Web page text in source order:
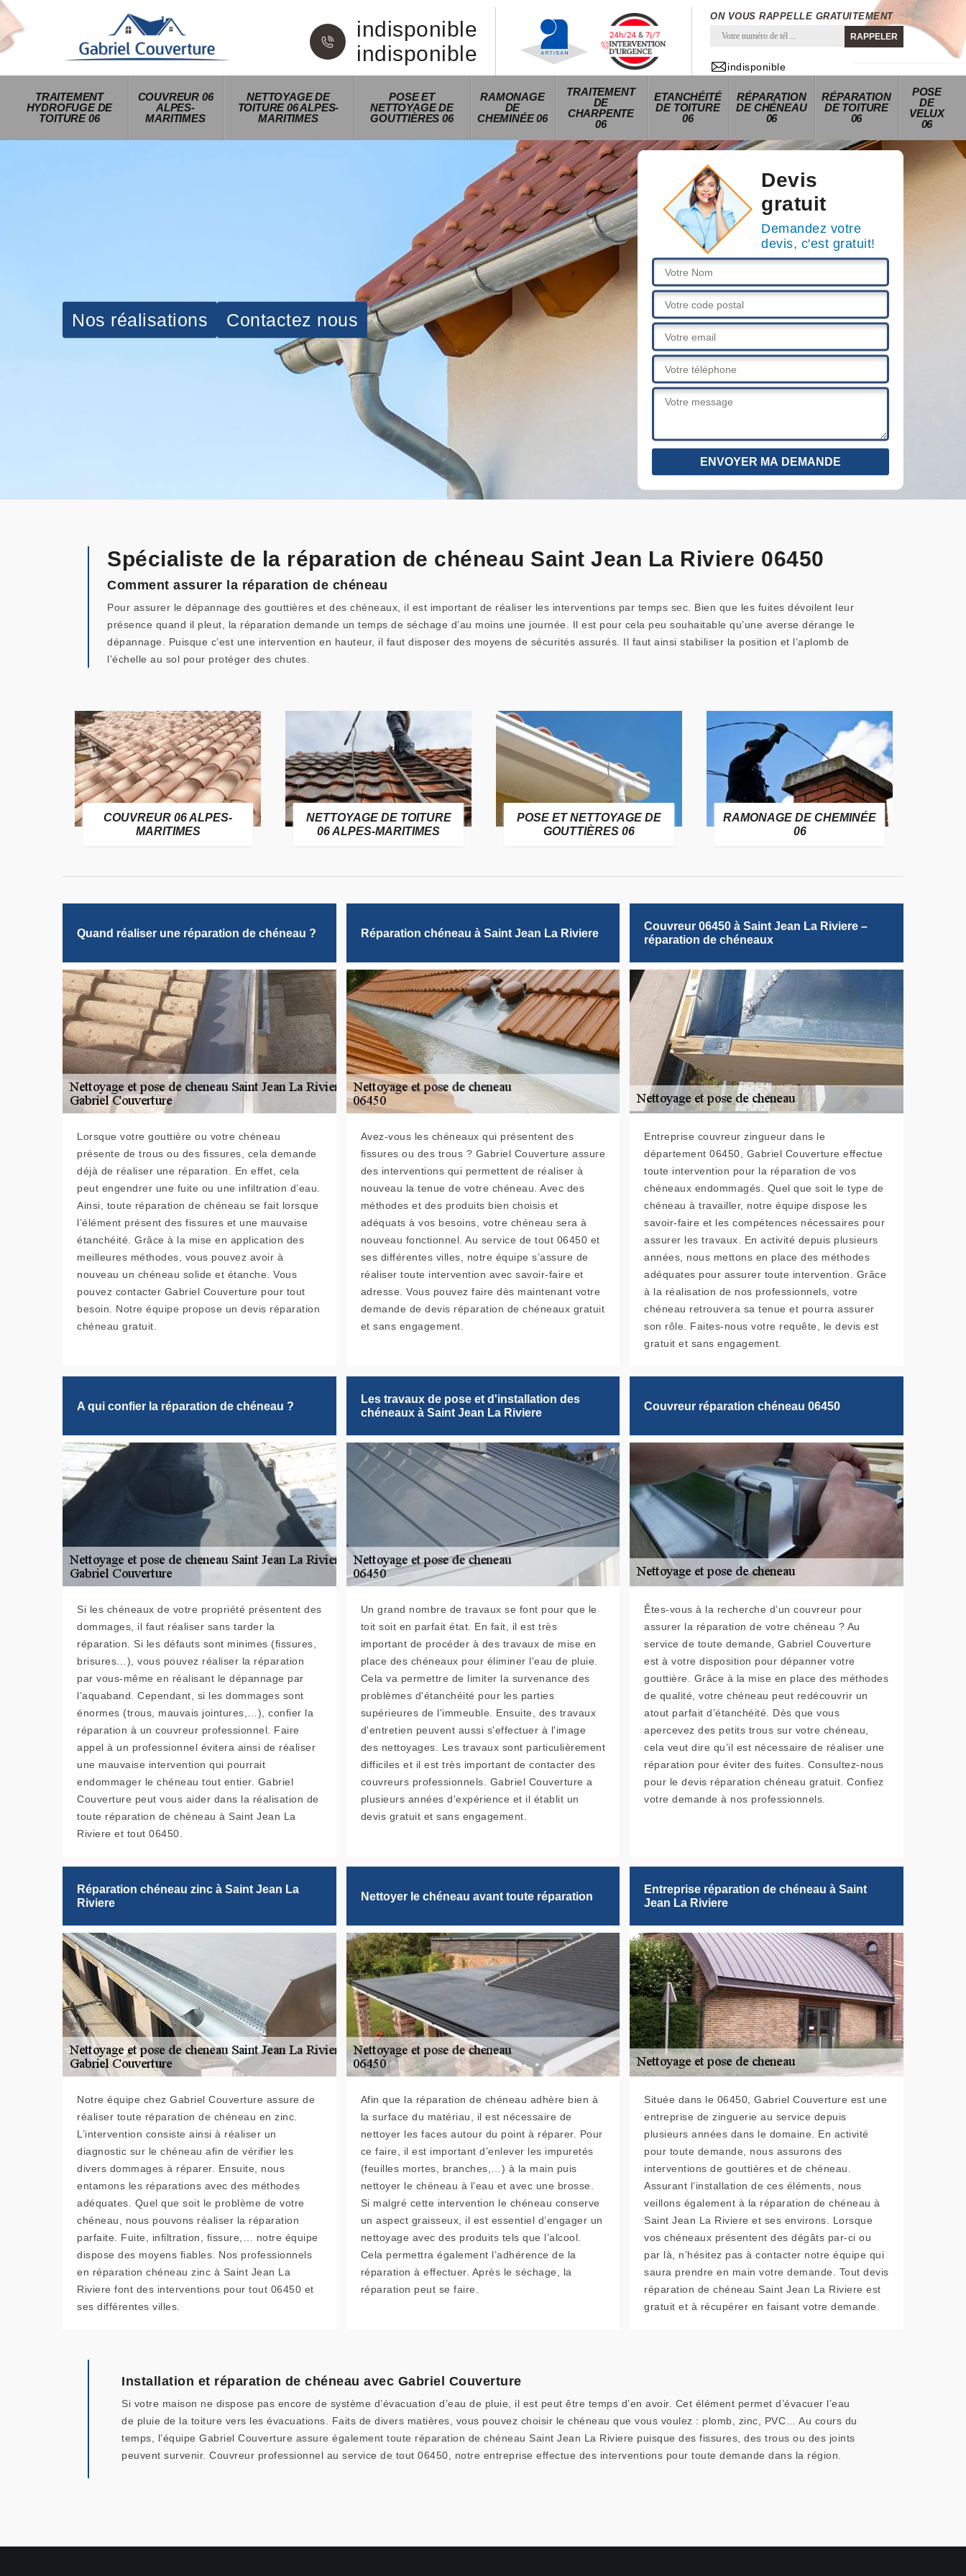
indisponible
indisponible
ON VOUS RAPPELLE GRATUITEMENT
indisponible
TRAITEMENT
HYDROFUGE DE
TOITURE 06
COUVREUR 06
ALPES-
MARITIMES
NETTOYAGE DE
TOITURE 06 ALPES-
MARITIMES
POSE ET
NETTOYAGE DE
GOUTTIÈRES 06
RAMONAGE
DE
CHEMINÉE 06
TRAITEMENT
DE
CHARPENTE
06
ETANCHÉITÉ
DE TOITURE
06
RÉPARATION
DE CHÉNEAU
06
RÉPARATION
DE TOITURE
06
POSE
DE
VELUX
06
Nos réalisations Contactez nous
Devis
gratuit
Demandez votre
devis, c'est gratuit!
Spécialiste de la réparation de chéneau Saint Jean La Riviere 06450
Comment assurer la réparation de chéneau
Pour assurer le dépannage des gouttières et des chéneaux, il est important de réaliser les interventions par temps sec. Bien que les fuites dévoilent leur
présence quand il pleut, la réparation demande un temps de séchage d’au moins une journée. Il est pour cela peu souhaitable qu’une averse dérange le
dépannage. Puisque c’est une intervention en hauteur, il faut disposer des moyens de sécurités assurés. Il faut ainsi stabiliser la position et l’aplomb de
l’échelle au sol pour protéger des chutes.
COUVREUR 06 ALPES-
MARITIMES
NETTOYAGE DE TOITURE
06 ALPES-MARITIMES
POSE ET NETTOYAGE DE
GOUTTIÈRES 06
RAMONAGE DE CHEMINÉE
06
Quand réaliser une réparation de chéneau ?
Lorsque votre gouttière ou votre chéneau
présente de trous ou des fissures, cela demande
déjà de réaliser une réparation. En effet, cela
peut engendrer une fuite ou une infiltration d’eau.
Ainsi, toute réparation de chéneau se fait lorsque
l’élément présent des fissures et une mauvaise
étanchéité. Grâce à la mise en application des
meilleures méthodes, vous pouvez avoir à
nouveau un chéneau solide et étanche. Vous
pouvez contacter Gabriel Couverture pour tout
besoin. Notre équipe propose un devis réparation
chéneau gratuit.
Réparation chéneau à Saint Jean La Riviere
Avez-vous les chéneaux qui présentent des
fissures ou des trous ? Gabriel Couverture assure
des interventions qui permettent de réaliser à
nouveau la tenue de votre chéneau. Avec des
méthodes et des produits bien choisis et
adéquats à vos besoins, votre chéneau sera à
nouveau fonctionnel. Au service de tout 06450 et
ses différentes villes, notre équipe s’assure de
réaliser toute intervention avec savoir-faire et
adresse. Vous pouvez faire dès maintenant votre
demande de devis réparation de chéneaux gratuit
et sans engagement.
Couvreur 06450 à Saint Jean La Riviere –
réparation de chéneaux
Entreprise couvreur zingueur dans le
département 06450, Gabriel Couverture effectue
toute intervention pour la réparation de vos
chéneaux endommagés. Quel que soit le type de
chéneau à travailler, notre équipe dispose les
savoir-faire et les compétences nécessaires pour
assurer les travaux. En activité depuis plusieurs
années, nous mettons en place des méthodes
adéquates pour assurer toute intervention. Grâce
à la réalisation de nos professionnels, votre
chéneau retrouvera sa tenue et pourra assurer
son rôle. Faites-nous votre requête, le devis est
gratuit et sans engagement.
A qui confier la réparation de chéneau ?
Si les chéneaux de votre propriété présentent des
dommages, il faut réaliser sans tarder la
réparation. Si les défauts sont minimes (fissures,
brisures…), vous pouvez réaliser la réparation
par vous-même en réalisant le dépannage par
l’aquaband. Cependant, si les dommages sont
énormes (trous, mauvais jointures,…), confier la
réparation à un couvreur professionnel. Faire
appel à un professionnel évitera ainsi de réaliser
une mauvaise intervention qui pourrait
endommager le chéneau tout entier. Gabriel
Couverture peut vous aider dans la réalisation de
toute réparation de chéneau à Saint Jean La
Riviere et tout 06450.
Les travaux de pose et d'installation des
chéneaux à Saint Jean La Riviere
Un grand nombre de travaux se font pour que le
toit soit en parfait état. En fait, il est très
important de procéder à des travaux de mise en
place des chéneaux pour éliminer l'eau de pluie.
Cela va permettre de limiter la survenance des
problèmes d'étanchéité pour les parties
supérieures de l'immeuble. Ensuite, des travaux
d'entretien peuvent aussi s'effectuer à l'image
des nettoyages. Les travaux sont particulièrement
difficiles et il est très important de contacter des
couvreurs professionnels. Gabriel Couverture a
plusieurs années d'expérience et il établit un
devis gratuit et sans engagement.
Couvreur réparation chéneau 06450
Êtes-vous à la recherche d’un couvreur pour
assurer la réparation de votre chéneau ? Au
service de toute demande, Gabriel Couverture
est à votre disposition pour dépanner votre
gouttière. Grâce à la mise en place des méthodes
de qualité, votre chéneau peut redécouvrir un
atout parfait d’étanchéité. Dès que vous
apercevez des petits trous sur votre chéneau,
cela veut dire qu’il est nécessaire de réaliser une
réparation pour éviter des fuites. Consultez-nous
pour le devis réparation chéneau gratuit. Confiez
votre demande à nos professionnels.
Réparation chéneau zinc à Saint Jean La
Riviere
Notre équipe chez Gabriel Couverture assure de
réaliser toute réparation de chéneau en zinc.
L’intervention consiste ainsi à réaliser un
diagnostic sur le chéneau afin de vérifier les
divers dommages à réparer. Ensuite, nous
entamons les réparations avec des méthodes
adéquates. Quel que soit le problème de votre
chéneau, nous pouvons réaliser la réparation
parfaite. Fuite, infiltration, fissure,… notre équipe
dispose des moyens fiables. Nos professionnels
en réparation chéneau zinc à Saint Jean La
Riviere font des interventions pour tout 06450 et
ses différentes villes.
Nettoyer le chéneau avant toute réparation
Afin que la réparation de chéneau adhère bien à
la surface du matériau, il est nécessaire de
nettoyer les faces autour du point à réparer. Pour
ce faire, il est important d’enlever les impuretés
(feuilles mortes, branches,…) à la main puis
nettoyer le chéneau à l’eau et avec une brosse.
Si malgré cette intervention le chéneau conserve
un aspect graisseux, il est essentiel d’engager un
nettoyage avec des produits tels que l’alcool.
Cela permettra également l’adhérence de la
réparation à effectuer. Après le séchage, la
réparation peut se faire.
Entreprise réparation de chéneau à Saint
Jean La Riviere
Située dans le 06450, Gabriel Couverture est une
entreprise de zinguerie au service depuis
plusieurs années dans le domaine. En activité
pour toute demande, nous assurons des
interventions de gouttières et de chéneau.
Assurant l’installation de ces éléments, nous
veillons également à la réparation de chéneau à
Saint Jean La Riviere et ses environs. Lorsque
vos chéneaux présentent des dégâts par-ci ou
par là, n’hésitez pas à contacter notre équipe qui
saura prendre en main votre demande. Tout devis
réparation de chéneau Saint Jean La Riviere est
gratuit et à récupérer en faisant votre demande.
Installation et réparation de chéneau avec Gabriel Couverture
Si votre maison ne dispose pas encore de système d’évacuation d’eau de pluie, il est peut être temps d’en avoir. Cet élément permet d’évacuer l’eau
de pluie de la toiture vers les évacuations. Faits de divers matières, vous pouvez choisir le chéneau que vous voulez : plomb, zinc, PVC… Au cours du
temps, l’équipe Gabriel Couverture assure également toute réparation de chéneau Saint Jean La Riviere puisque des fissures, des trous ou des joints
peuvent survenir. Couvreur professionnel au service de tout 06450, notre entreprise effectue des interventions pour toute demande dans la région.